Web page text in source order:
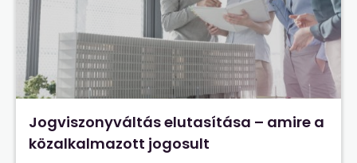
Jogviszonyváltás elutasítása – amire a
közalkalmazott jogosult